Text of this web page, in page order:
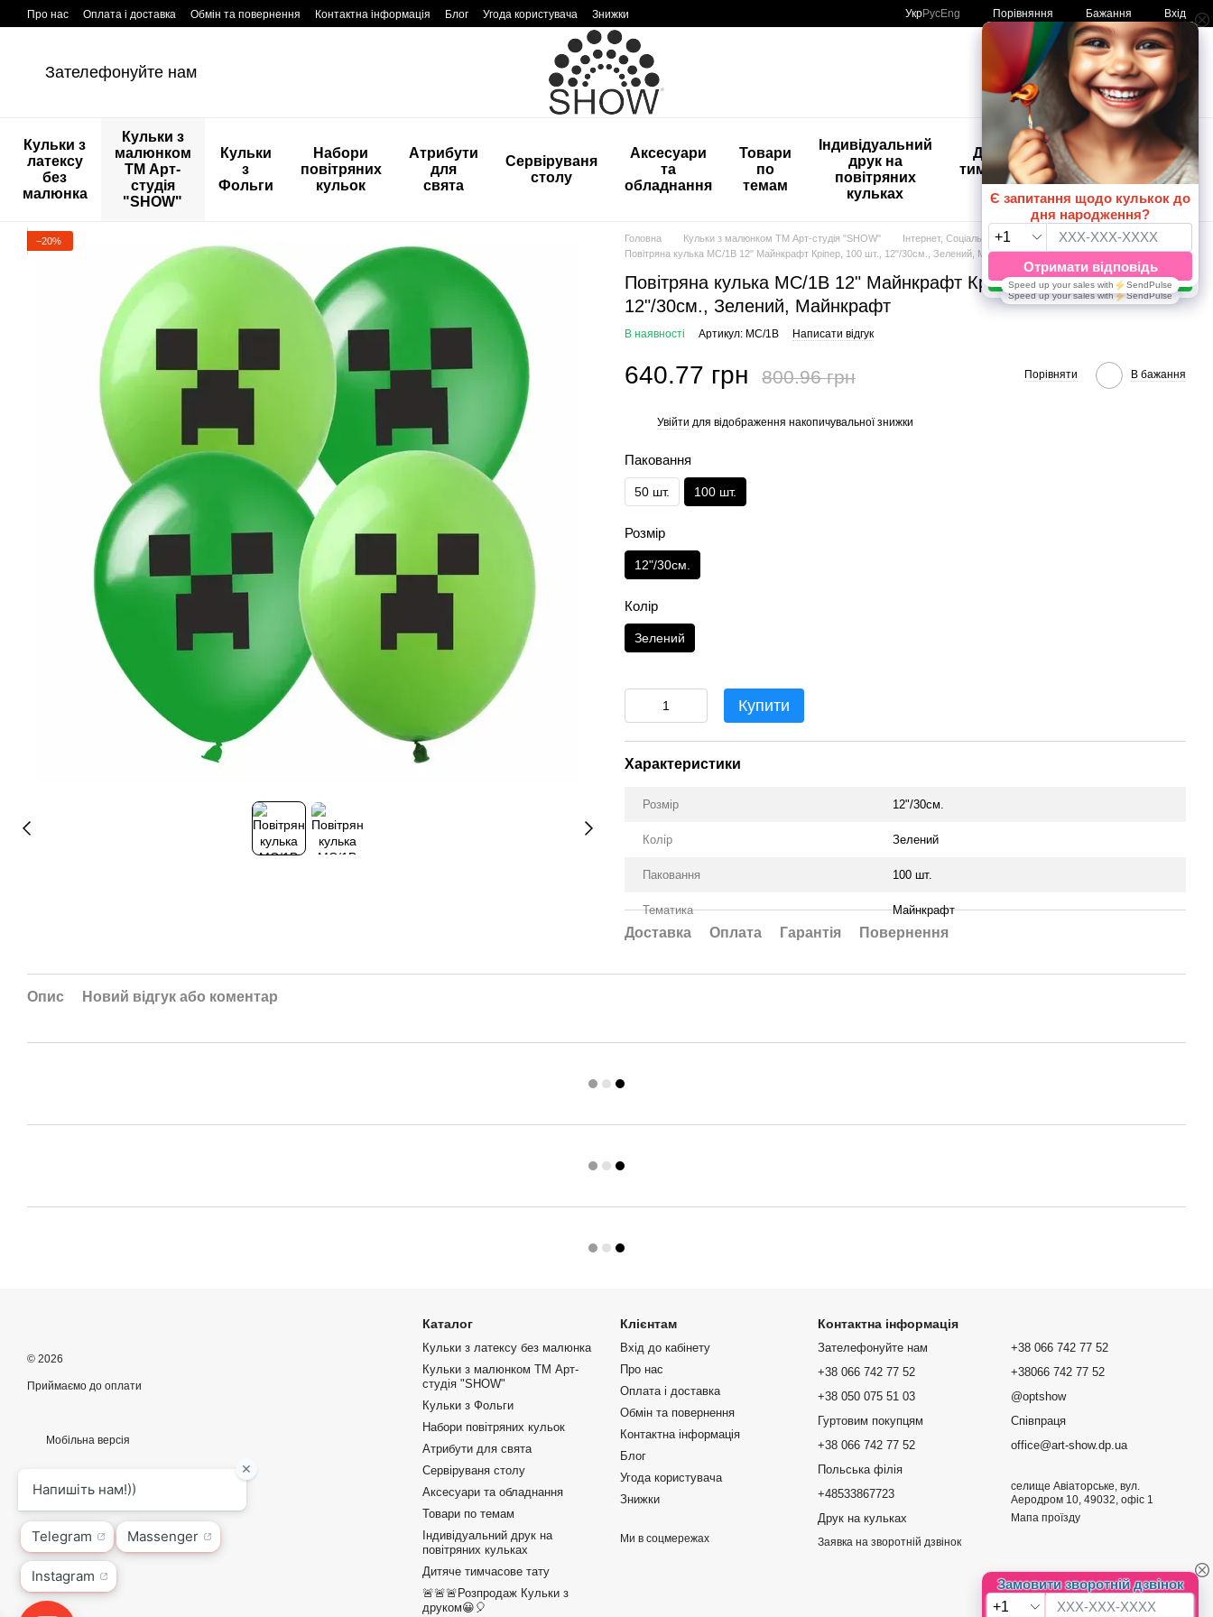
Перейти к основному контенту
Про нас Оплата і доставка Обмін та повернення Контактна інформація Блог Угода користувача Знижки УкрРусEng Порівняння Бажання Вхід
Зателефонуйте нам Мій кошик
Кульки з
латексу
без
малюнка
Кульки з
малюнком
ТМ Арт-
студія
"SHOW"
Кульки
з
Фольги
Набори
повітряних
кульок
Атрибути
для
свята
Сервіруваня
столу
Аксесуари
та
обладнання
Товари
по
темам
Індивідуальний
друк на
повітряних
кульках
Дитяче
тимчасове
тату
🚨🚨🚨
Розпродаж
Кульки з
друком😀
🎈
−20% Головна Кульки з малюнком ТМ Арт-студія "SHOW"
Інтернет, Соціальні мережі, Ігри
Повітряна кулька МС/1B 12" Майнкрафт Кріпер, 100 шт., 12"/30см., Зелений, Майнкрафт
Повітряна кулька МС/1B 12" Майнкрафт Кріпер, 100 шт.,
12"/30см., Зелений, Майнкрафт
В наявності Артикул: МС/1B Написати відгук
640.77 грн 800.96 грн Порівняти В бажання
Увійти для відображення накопичувальної знижки
Паковання
50 шт. 100 шт.
Розмір
12"/30см.
Колір
Зелений
Купити
Характеристики
Розмір 12"/30см.
Колір Зелений
Паковання 100 шт.
Тематика Майнкрафт
Доставка Оплата Гарантія Повернення
Опис Новий відгук або коментар
© 2026
Приймаємо до оплати
Мобільна версія
Каталог
Кульки з латексу без малюнка
Кульки з малюнком ТМ Арт-
студія "SHOW"
Кульки з Фольги
Набори повітряних кульок
Атрибути для свята
Сервіруваня столу
Аксесуари та обладнання
Товари по темам
Індивідуальний друк на
повітряних кульках
Дитяче тимчасове тату
🚨🚨🚨Розпродаж Кульки з
друком😀🎈
Клієнтам
Вхід до кабінету
Про нас
Оплата і доставка
Обмін та повернення
Контактна інформація
Блог
Угода користувача
Знижки
Ми в соцмережах
Контактна інформація
Зателефонуйте нам
+38 066 742 77 52
+38 050 075 51 03
Гуртовим покупцям
+38 066 742 77 52
Польська філія
+48533867723
Друк на кульках
Заявка на зворотній дзвінок
+38 066 742 77 52
+38066 742 77 52
@optshow
Співпраця
office@art-show.dp.ua
селище Авіаторське, вул.
Аеродром 10, 49032, офіс 1
Мапа проїзду